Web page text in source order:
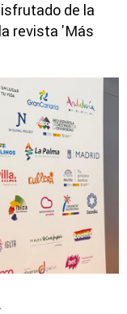
de la
revista 'Más